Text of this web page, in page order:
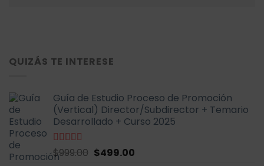
QUIZÁS TE INTERESE
Guía de Estudio Proceso de Promoción
(Vertical) Director/Subdirector + Temario
Desarrollado + Curso 2025
Valorado
con
$999.00 El
$499.00El